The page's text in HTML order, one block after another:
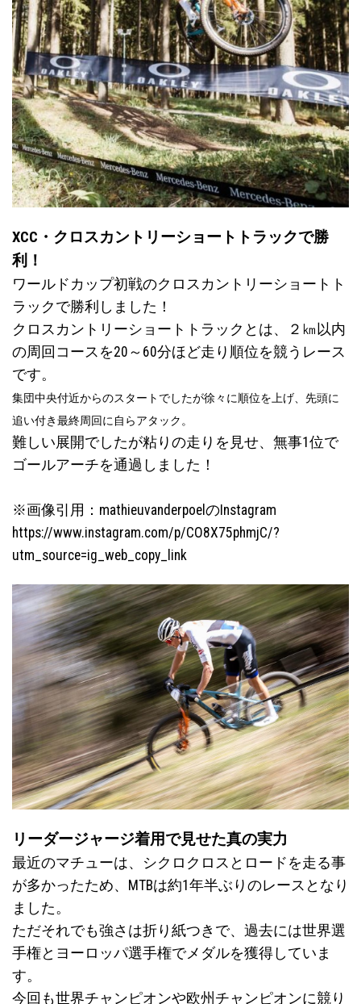
XCC・クロスカントリーショートトラックで勝
利！
ワールドカップ初戦のクロスカントリーショートト
ラックで勝利しました！
クロスカントリーショートトラックとは、２㎞以内
の周回コースを20～60分ほど走り順位を競うレース
です。
集団中央付近からのスタートでしたが徐々に順位を上げ、先頭に
追い付き最終周回に自らアタック。
難しい展開でしたが粘りの走りを見せ、無事1位で
ゴールアーチを通過しました！
※画像引用：mathieuvanderpoelのInstagram
https://www.instagram.com/p/CO8X75phmjC/?
utm_source=ig_web_copy_link
リーダージャージ着用で見せた真の実力
最近のマチューは、シクロクロスとロードを走る事
が多かったため、MTBは約1年半ぶりのレースとなり
ました。
ただそれでも強さは折り紙つきで、過去には世界選
手権とヨーロッパ選手権でメダルを獲得していま
す。
今回も世界チャンピオンや欧州チャンピオンに競り